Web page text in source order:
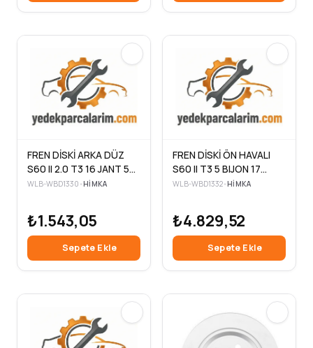
FREN DİSKİ ARKA DÜZ
S60 II 2.0 T3 16 JANT 5
BIJON 4×2 ELK.EL FRENI
WLB-WBD1330 •HIMKA
₺1.543,05
Sepete Ekle
FREN DİSKİ ÖN HAVALI
S60 II T3 5 BIJON 17
JANT 315.7X28X63.5X52
WLB-WBD1332•HIMKA
₺4.829,52
Sepete Ekle